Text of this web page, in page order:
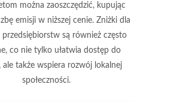
można zaoszczędzić, kupując
emisji w niższej cenie. Zniżki dla
przedsiębiorstw są również często
co nie tylko ułatwia dostęp do
ale także wspiera rozwój lokalnej
społeczności.